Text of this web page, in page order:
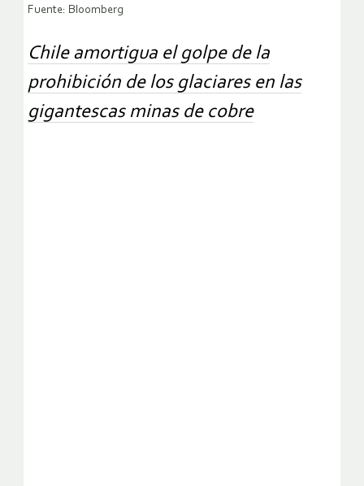
Fuente: Bloomberg
Chile amortigua el golpe de la
prohibición de los glaciares en las
gigantescas minas de cobre